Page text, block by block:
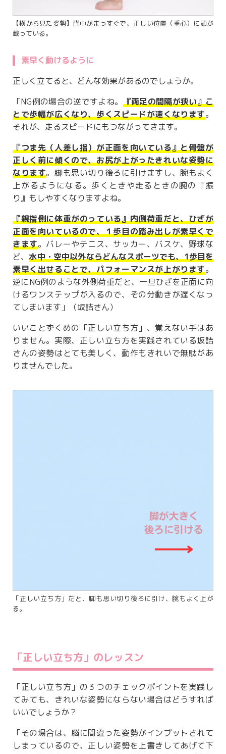
【横から見た姿勢】背中がまっすぐで、正しい位置（重心）に頭が
載っている。
素早く動けるように
正しく立てると、どんな効果があるのでしょうか。
「NG例の場合の逆ですよね。 『両足の間隔が狭い』こ
とで歩幅が広くなり、歩くスピードが速くなります。
それが、走るスピードにもつながってきます。
『つま先（人差し指）が正面を向いている』と骨盤が
正しく前に傾くので、お尻が上がったきれいな姿勢に
なります。脚も思い切り後ろに引けますし、腕もよく
上がるようになる。歩くときや走るときの腕の『振
り』もしやすくなりますよね。
『親指側に体重がのっている』内側荷重だと、ひざが
正面を向いているので、１歩目の踏み出しが素早くで
きます。バレーやテニス、サッカー、バスケ、野球な
ど、水中・空中以外ならどんなスポーツでも、1歩目を
素早く出せることで、パフォーマンスが上がります。
逆にNG例のような外側荷重だと、一旦ひざを正面に向
けるワンステップが入るので、その分動きが遅くなっ
てしまいます」（坂詰さん）
いいことずくめの「正しい立ち方」、覚えない手はあ
りません。実際、正しい立ち方を実践されている坂詰
さんの姿勢はとても美しく、動作もきれいで無駄があ
りませんでした。
「正しい立ち方」だと、脚も思い切り後ろに引け、腕もよく上が
る。
「正しい立ち方」のレッスン
「正しい立ち方」の３つのチェックポイントを実践し
てみても、きれいな姿勢にならない場合はどうすれば
いいでしょうか？
「その場合は、脳に間違った姿勢がインプットされて
しまっているので、正しい姿勢を上書きしてあげて下